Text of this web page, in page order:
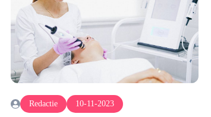
Redactie 10-11-2023